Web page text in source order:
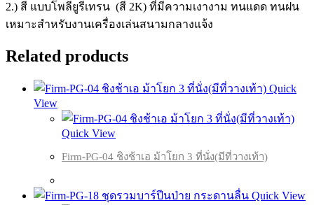
2.) สี แบบโพลียูรีเทรน (สี 2K) ที่มีความเงางาม ทนแดด ทนฝน
เหมาะสำหรับงานเครื่องเล่นสนามกลางแจ้ง
Related products
Quick
View
Quick View
Firm-PG-04 ชิงช้าเอ ม้าโยก 3 ที่นั่ง(มีที่วางเท้า)
Quick View